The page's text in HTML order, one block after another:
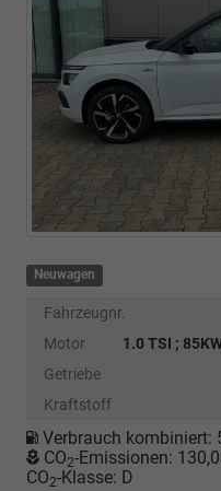
Neuwagen
Fahrzeugnr.
Motor
1.0 TSI ;
Getriebe
Kraftstoff
Verbrauch kombiniert:
CO2-Emissionen:
CO2-Klasse: D